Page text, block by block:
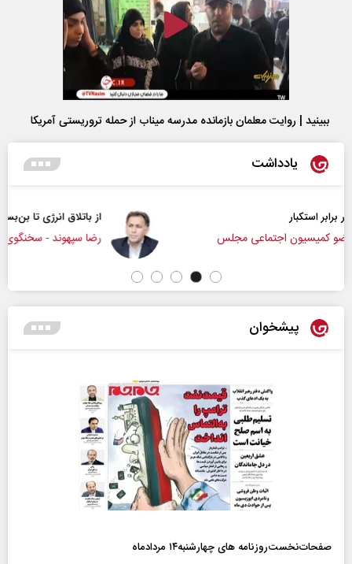
ببینید | روایت معلمان بازمانده مدرسه میناب از حمله تروریستی آمریکا
یادداشت
از باتلاق انرژی تا بن‌بست ترامپ
رضا سپهوند - سخنگوی کمیسیون انرژی مجلس
پیشخوان
صفحات‌نخست‌روزنامه ها‌ی چهارشنبه‌۱۴ مردادماه